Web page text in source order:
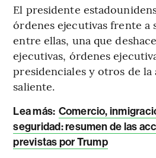
El presidente
órdenes ejecutivas frente a
entre ellas, una que
ejecutivas, órdenes
presidenciales y otros de
saliente.
Lea más: Comercio,
seguridad: resumen de las
previstas por Trump